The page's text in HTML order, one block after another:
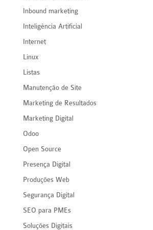
Inbound marketing
Inteligência Artificial
Internet
Linux
Listas
Manutenção de Site
Marketing de Resultados
Marketing Digital
Odoo
Open Source
Presença Digital
Produções Web
Segurança Digital
SEO para PMEs
Soluções Digitais